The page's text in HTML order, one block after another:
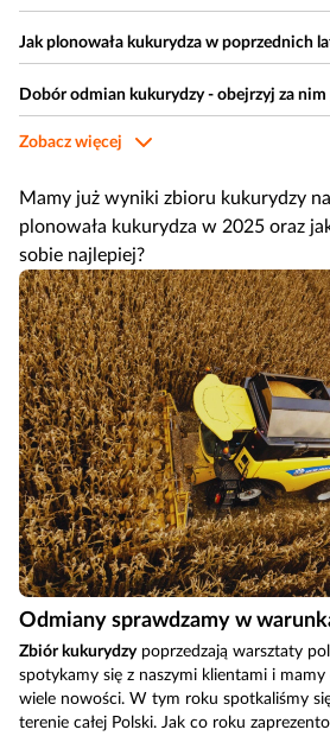
Jak plonowała kukurydza w poprzednich
Dobór odmian kukurydzy - obejrzyj za
Resztki pożniwne — słoma z kukurydzy i co
Zobacz więcej
Mamy już wyniki zbioru kukurydzy
plonowała kukurydza w 2025 oraz
sobie najlepiej?
Odmiany sprawdzamy w
Zbiór kukurydzypoprzedzają warsztaty
spotykamy się z naszymi klientami i mamy
wiele nowości. W tym roku spotkaliśmy
terenie całej Polski. Jak co roku